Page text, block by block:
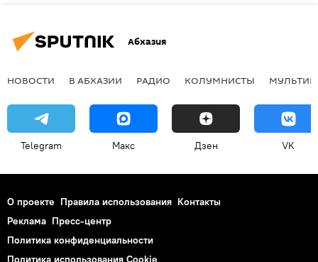
Абхазия
НОВОСТИ В АБХАЗИИ РАДИО КОЛУМНИСТЫ
Telegram Макс Дзен VK
О проекте Правила использования Контакты
Реклама Пресс-центр
Политика конфиденциальности
Политика использования Cookie